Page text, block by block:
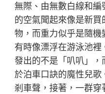
無際、由無數白線和
的空氣聞起來像是新
物，而重力似乎是隨機
有時像漂浮在游泳池
發出的不是「叭叭」，
於泊車口訣的魔性兒
剎車聲，接著，一群